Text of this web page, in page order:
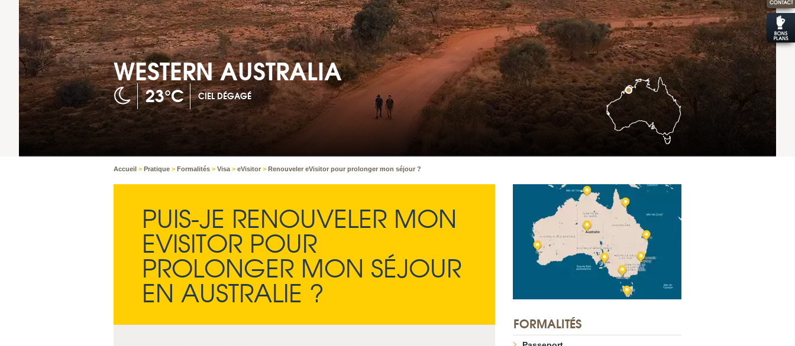
WESTERN AUSTRALIA
23°C CIEL DÉGAGÉ
Accueil > Pratique > Formalités > Visa > eVisitor > Renouveler eVisitor pour prolonger mon séjour ?
PUIS-JE RENOUVELER MON
EVISITOR POUR
PROLONGER MON SÉJOUR
EN AUSTRALIE ?
FORMALITÉS